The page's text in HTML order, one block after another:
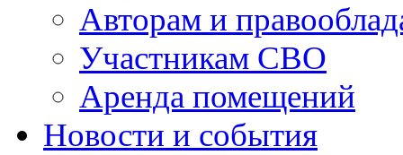
Авторам и
Участникам СВО
Аренда помещений
Новости и события